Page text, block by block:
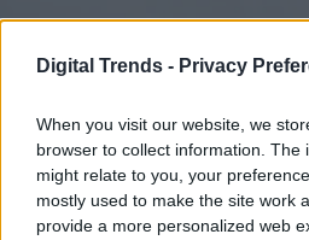
Digital Trends - Privacy
When you visit our website, we
browser to collect information. The
might relate to you, your
mostly used to make the site work
provide a more personalized web
Ciberseguridad de
durante la conferencia
los modelos de